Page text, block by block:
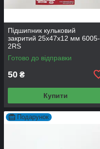
Підшипник кульковий
закритий 25х47х12 мм 6005-
2RS
Готово до відправки
50 ₴
Купити
Подарунок